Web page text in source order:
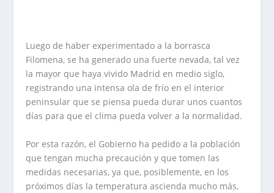
Luego de haber experimentado a la borrasca
Filomena, se ha generado una fuerte nevada, tal vez
la mayor que haya vivido Madrid en medio siglo,
registrando una intensa ola de frío en el interior
peninsular que se piensa pueda durar unos cuantos
días para que el clima pueda volver a la normalidad.
Por esta razón, el Gobierno ha pedido a la población
que tengan mucha precaución y que tomen las
medidas necesarias, ya que, posiblemente, en los
próximos días la temperatura ascienda mucho más,